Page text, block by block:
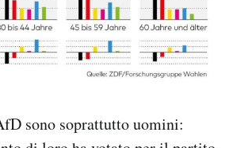
sono soprattutto uomini: